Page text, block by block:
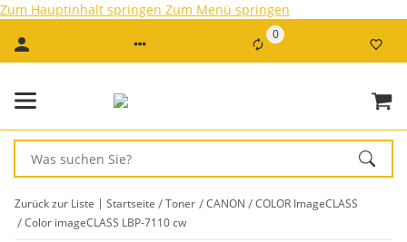
Zum Hauptinhalt springen Zum Menü springen
0
Zurück zur Liste Startseite Toner CANON
COLOR ImageCLASS
Color imageCLASS LBP-7110 cw